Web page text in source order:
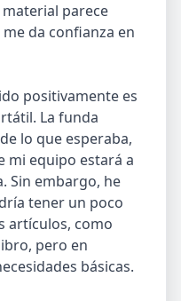
parece
da confianza en
positivamente es
La funda
lo que esperaba,
mi equipo estará a
Sin embargo, he
tener un poco
artículos, como
pero en
básicas.